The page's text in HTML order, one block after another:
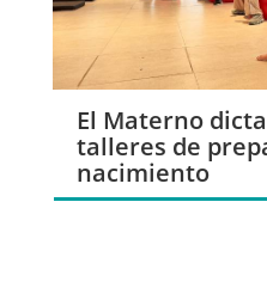
El Materno
talleres de
nacimiento